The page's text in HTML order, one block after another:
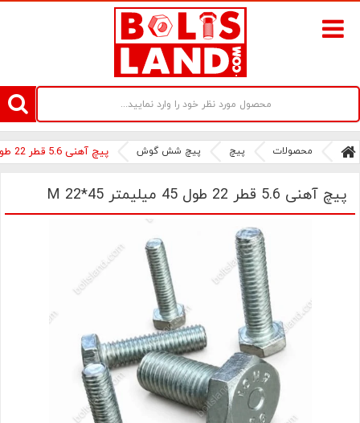
سامانه آنلاین فروش پیچ و مهره های صنعتی بولتز لند | سرزمین پیچ
محصولات پیچ پیچ شش گوش پیچ آهنی 5.6 قطر 22 طول 45 میلیمتر M 22*45
پیچ آهنی 5.6 قطر 22 طول 45 میلیمتر M 22*45